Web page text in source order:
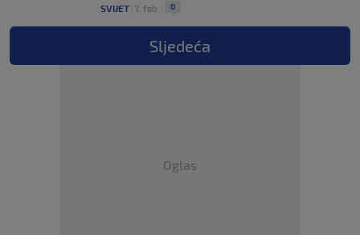
SVIJET 7. feb. 0
Sljedeća
Oglas